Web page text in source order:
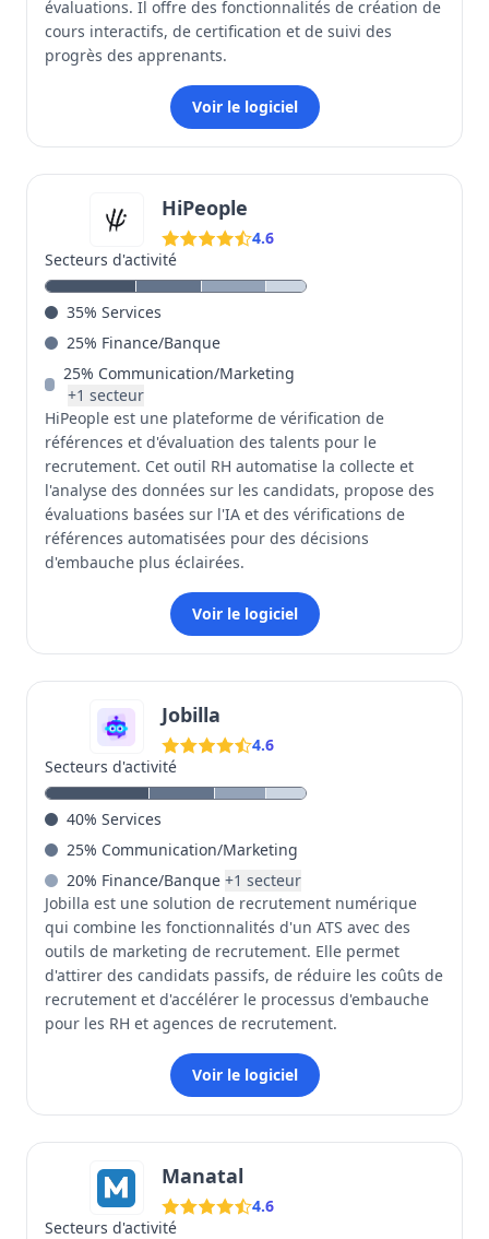
évaluations. Il offre des fonctionnalités de création de
cours interactifs, de certification et de suivi des
progrès des apprenants.
Voir le logiciel
HiPeople
4.6
Secteurs d'activité
35% Services
25% Finance/Banque
25% Communication/Marketing
+1 secteur
HiPeople est une plateforme de vérification de
références et d'évaluation des talents pour le
recrutement. Cet outil RH automatise la collecte et
l'analyse des données sur les candidats, propose des
évaluations basées sur l'IA et des vérifications de
références automatisées pour des décisions
d'embauche plus éclairées.
Voir le logiciel
Jobilla
4.6
Secteurs d'activité
40% Services
25% Communication/Marketing
20% Finance/Banque +1 secteur
Jobilla est une solution de recrutement numérique
qui combine les fonctionnalités d'un ATS avec des
outils de marketing de recrutement. Elle permet
d'attirer des candidats passifs, de réduire les coûts de
recrutement et d'accélérer le processus d'embauche
pour les RH et agences de recrutement.
Voir le logiciel
Manatal
4.6
Secteurs d'activité